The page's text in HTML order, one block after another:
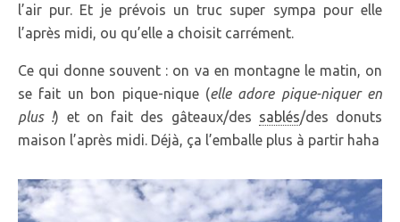
l’air pur. Et je prévois un truc super sympa pour elle
l’après midi, ou qu’elle a choisit carrément.
Ce qui donne souvent : on va en montagne le matin, on
se fait un bon pique-nique (elle adore pique-niquer en
plus !) et on fait des gâteaux/des sablés/des donuts
maison l’après midi. Déjà, ça l’emballe plus à partir haha